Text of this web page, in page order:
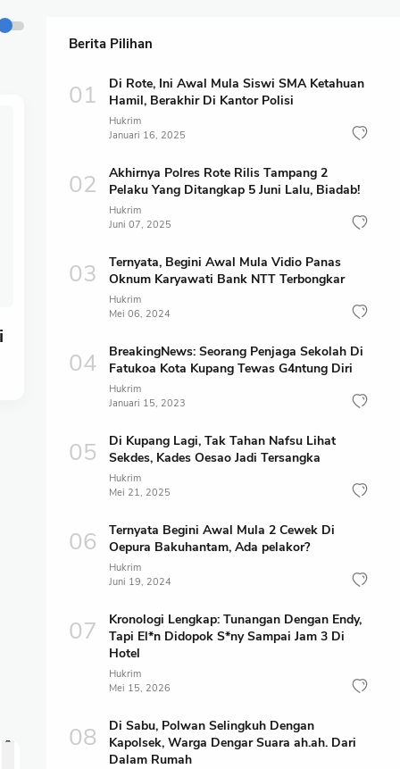
Berita Pilihan
Di Rote, Ini Awal Mula Siswi SMA Ketahuan
Hamil, Berakhir Di Kantor Polisi
Hukrim
Januari 16, 2025
Akhirnya Polres Rote Rilis Tampang 2
Pelaku Yang Ditangkap 5 Juni Lalu, Biadab!
Hukrim
Juni 07, 2025
Ternyata, Begini Awal Mula Vidio Panas
Oknum Karyawati Bank NTT Terbongkar
Hukrim
Mei 06, 2024
BreakingNews: Seorang Penjaga Sekolah Di
Fatukoa Kota Kupang Tewas G4ntung Diri
Hukrim
Januari 15, 2023
Di Kupang Lagi, Tak Tahan Nafsu Lihat
Sekdes, Kades Oesao Jadi Tersangka
Hukrim
Mei 21, 2025
Ternyata Begini Awal Mula 2 Cewek Di
Oepura Bakuhantam, Ada pelakor?
Hukrim
Juni 19, 2024
Kronologi Lengkap: Tunangan Dengan Endy,
Tapi El*n Didopok S*ny Sampai Jam 3 Di
Hotel
Hukrim
Mei 15, 2026
Di Sabu, Polwan Selingkuh Dengan
Kapolsek, Warga Dengar Suara ah.ah. Dari
Dalam Rumah